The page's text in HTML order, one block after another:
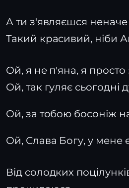
А ти з'являєшся неначе
Такий красивий, ніби
Ой, я не п'яна, я просто
Ой, так гуляє сьогодні
Ой, за тобою босоніж
Ой, Слава Богу, у мене
Від солодких